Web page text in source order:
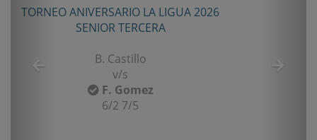
TORNEO ANIVERSARIO LA LIGUA 2026
SENIOR TERCERA
B. Castillo
v/s
F. Gomez
6/2 7/5